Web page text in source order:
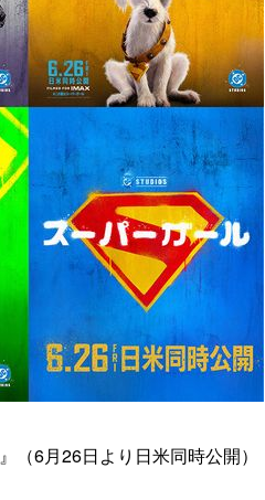
』（6月26日より日米同時公開）